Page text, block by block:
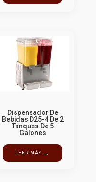
Dispensador De
Bebidas D25-4 De 2
Tanques De 5
Galones
LEER MÁS →